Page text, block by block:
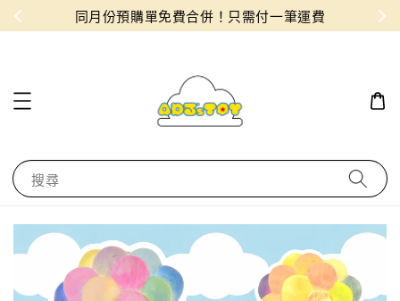
！ 同月份預購單免費合併！只需付一筆運費
搜尋